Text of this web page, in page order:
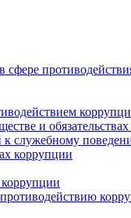
и
служебному
коррупции